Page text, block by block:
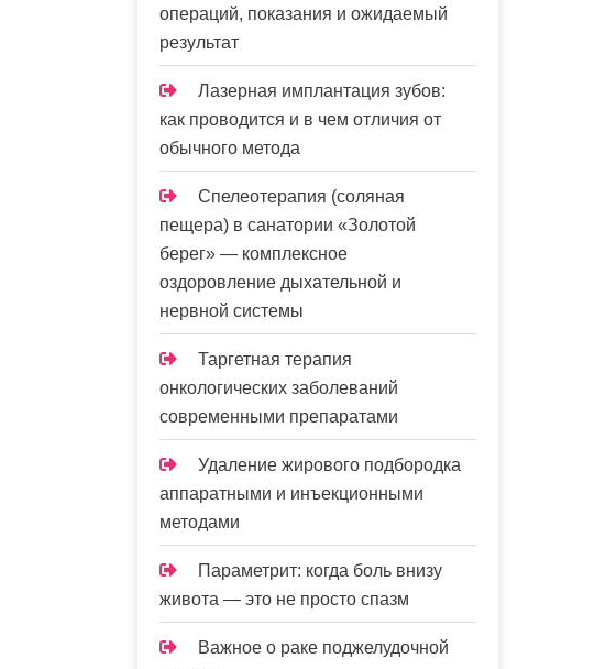
операций, показания и ожидаемый
результат
Лазерная имплантация зубов:
как проводится и в чем отличия от
обычного метода
Спелеотерапия (соляная
пещера) в санатории «Золотой
берег» — комплексное
оздоровление дыхательной и
нервной системы
Таргетная терапия
онкологических заболеваний
современными препаратами
Удаление жирового подбородка
аппаратными и инъекционными
методами
Параметрит: когда боль внизу
живота — это не просто спазм
Важное о раке поджелудочной